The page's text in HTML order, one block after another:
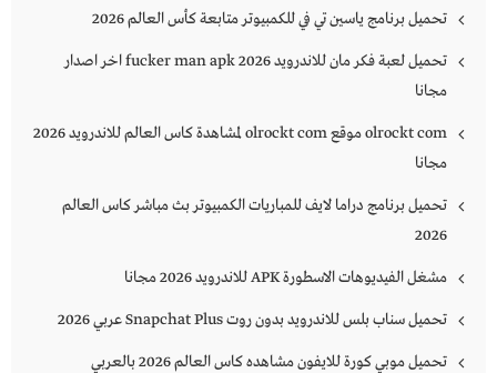
تحميل برنامج ياسين تي في للكمبيوتر متابعة كأس العالم 2026
تحميل لعبة فكر مان للاندرويد 2026 fucker man apk اخر اصدار
مجانا
olrockt com موقع olrockt com لمشاهدة كاس العالم للاندرويد 2026
مجانا
تحميل برنامج دراما لايف للمباريات الكمبيوتر بث مباشر كاس العالم
2026
مشغل الفيديوهات الاسطورة APK للاندرويد 2026 مجانا
تحميل سناب بلس للاندرويد بدون روت Snapchat Plus‏ عربي 2026
تحميل موبي كورة للايفون مشاهده كاس العالم 2026 بالعربي